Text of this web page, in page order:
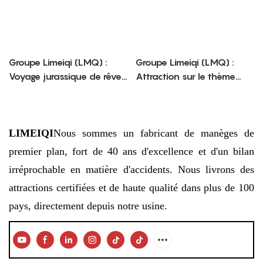
Groupe Limeiqi (LMQ) :
Voyage jurassique de rêve
Groupe Limeiqi (LMQ) :
Attraction sur le thème
LIMEIQINous sommes un fabricant de manèges de
premier plan, fort de 40 ans d'excellence et d'un bilan
irréprochable en matière d'accidents. Nous livrons des
attractions certifiées et de haute qualité dans plus de 100
pays, directement depuis notre usine.